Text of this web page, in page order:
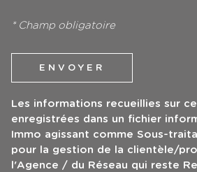
* Champ obligatoire
ENVOYER
Les informations recueillies sur
enregistrées dans un fichier
Immo agissant comme Sous-
pour la gestion de la clientèle/
l'Agence / du Réseau qui reste